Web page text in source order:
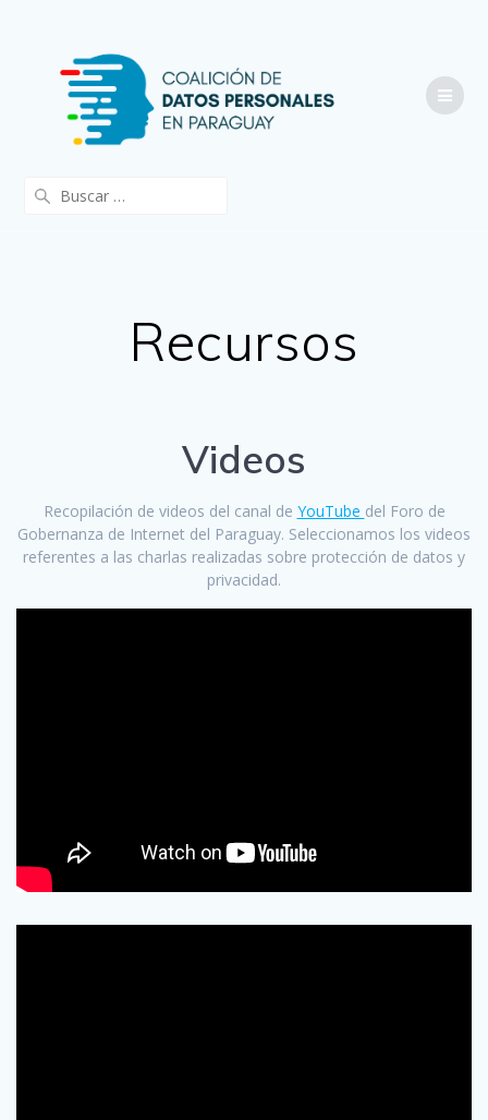
Buscar:
Recursos
Videos
Recopilación de videos del canal de YouTube del Foro de
Gobernanza de Internet del Paraguay. Seleccionamos los videos
referentes a las charlas realizadas sobre protección de datos y
privacidad.